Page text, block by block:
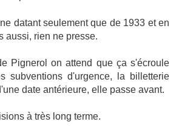
datant seulement que de 1933 et en
aussi, rien ne presse.
Pignerol on attend que ça s'écroule
subventions d'urgence, la billetterie
date antérieure, elle passe avant.
à très long terme.